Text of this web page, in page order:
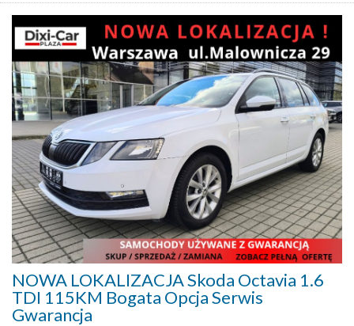
NOWA LOKALIZACJA Skoda Octavia 1.6
TDI 115KM Bogata Opcja Serwis
Gwarancja